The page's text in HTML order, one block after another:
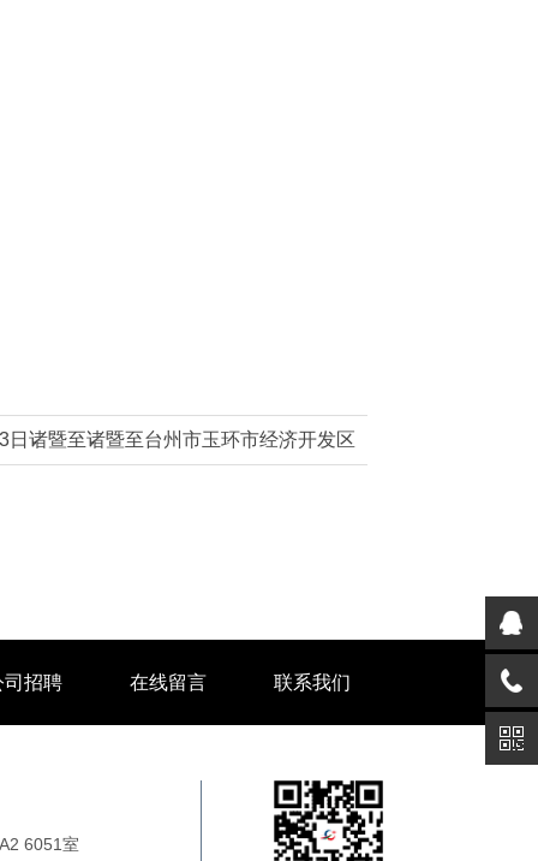
日诸暨至诸暨至台州市玉环市经济开发区
司招聘 在线留言 联系我们
6051室